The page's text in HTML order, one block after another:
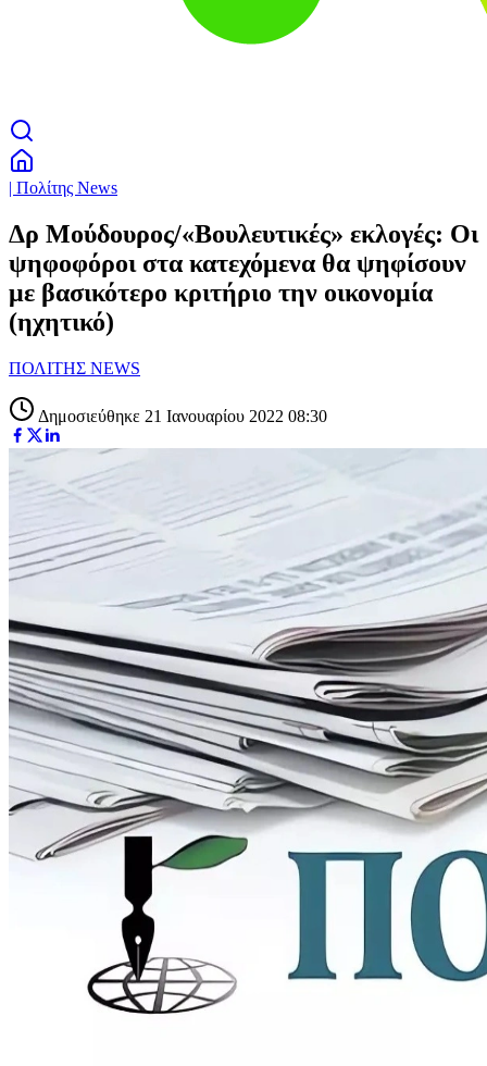
| Πολίτης News
Δρ Μούδουρος/«Βουλευτικές» εκλογές: Οι
ψηφοφόροι στα κατεχόμενα θα ψηφίσουν
με βασικότερο κριτήριο την οικονομία
(ηχητικό)
ΠΟΛΙΤΗΣ NEWS
Δημοσιεύθηκε 21 Ιανουαρίου 2022 08:30